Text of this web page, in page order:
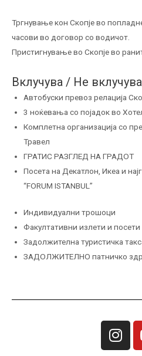
Тргнување кон Скопје во
часови во договор со водичот.
Пристигнување во Скопје во
Вклучува / Не вклучува
Автобуски превоз релација
3 ноќевања со појадок во
Комплетна организација со
Травел
ГРАТИС РАЗГЛЕД НА ГРАДОТ
Посета на Декатлон, Икеа и
“FORUM ISTANBUL”
Индивидуални трошоци
Факултативни излети и посети
Задолжителна туристичка
ЗАДОЛЖИТЕЛНО патничко